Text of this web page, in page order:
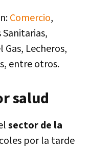
Comercio,
Sanitarias,
Lecheros,
entre otros.
salud
sector de la
por la tarde